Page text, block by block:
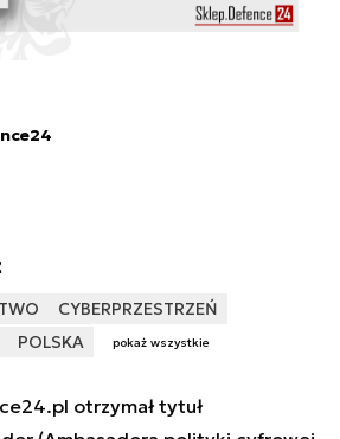
CYBERPRZESTRZEŃ
POLSKA pokaż wszystkie
otrzymał tytuł